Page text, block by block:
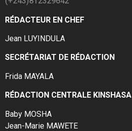
RÉDACTEUR EN CHEF
Jean LUYINDULA
SECRÉTARIAT DE RÉDACTION
Frida MAYALA
RÉDACTION CENTRALE KINSHASA
Baby MOSHA
Jean-Marie MAWETE